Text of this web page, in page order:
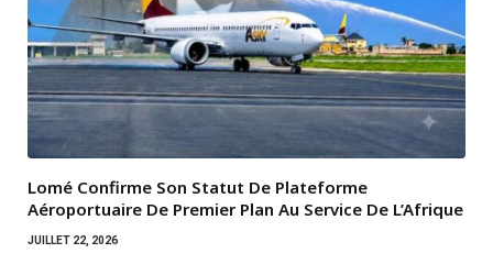
Lomé Confirme Son Statut De Plateforme
Aéroportuaire De Premier Plan Au Service De L’Afrique
JUILLET 22, 2026